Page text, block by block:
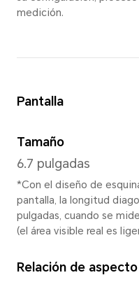
Altura
161.05 mm
Base